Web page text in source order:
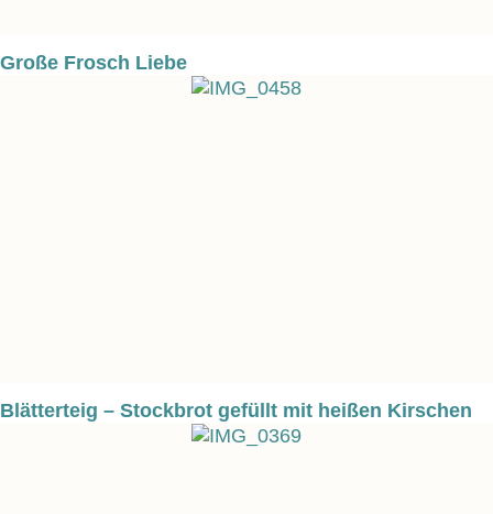
Große Frosch Liebe
Blätterteig – Stockbrot gefüllt mit heißen Kirschen